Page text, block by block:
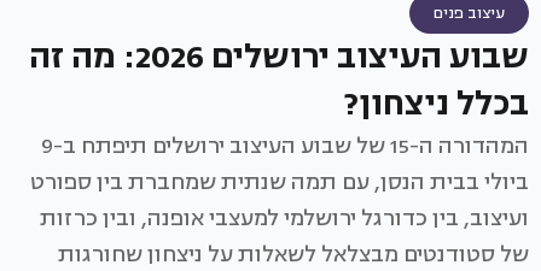
עיצוב פנים
שבוע העיצוב ירושלים 2026: מה זה
בכלל ניצחון?
המהדורה ה-15 של שבוע העיצוב ירושלים תיפתח ב-9
ביולי בבית הנסן, עם תמה שנתית שמחברת בין ספורט
ועיצוב, בין כדורגל ירושלמי למעצבי אופנה, ובין כרזות
של סטודנטים מבצלאל לשאלות על ניצחון שחורגות